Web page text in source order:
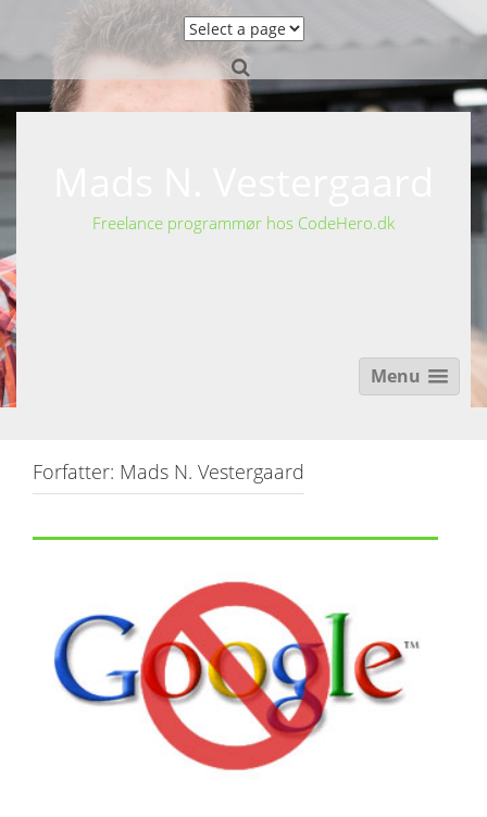
i
p
c
n
e
n
t
Freelance programmør hos CodeHero.dk
Menu
Forfatter: Mads N. Vestergaard